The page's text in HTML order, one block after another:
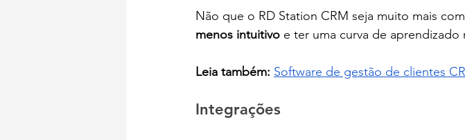
Não que o RD Station CRM seja muito mais
menos intuitivo e ter uma curva de aprendizado
Leia também: Software de gestão de clientes
Integrações